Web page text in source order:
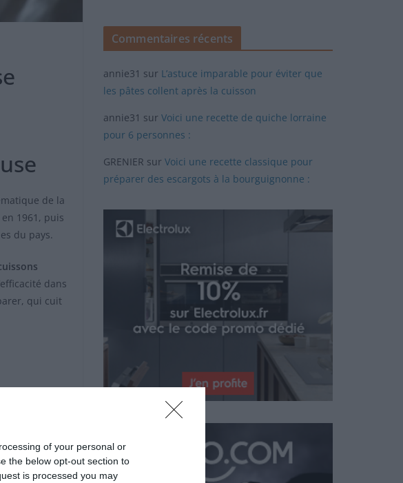
of your personal or
the below opt-out section to
is processed you may
de la
1961, puis
du pays.
dans
qui cuit
dans la
cinq
Faites
Commentaires récents
annie31 sur L’astuce imparable pour éviter que
les pâtes collent après la cuisson
annie31 sur Voici une recette de quiche lorraine
pour 6 personnes :
GRENIER sur Voici une recette classique pour
préparer des escargots à la bourguignonne :